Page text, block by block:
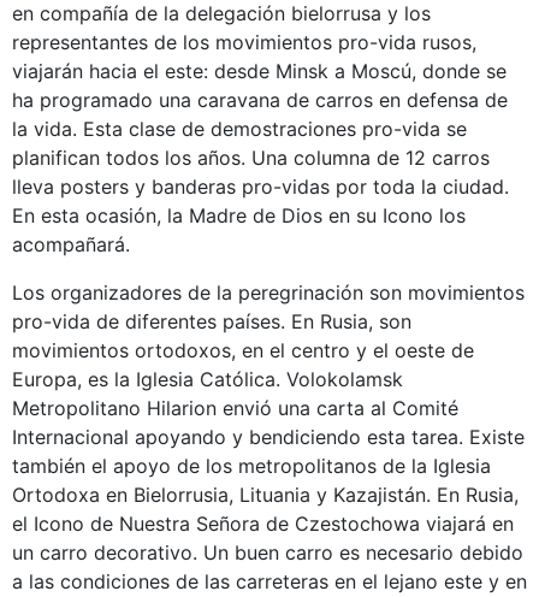
en compañía de la delegación bielorrusa y los
representantes de los movimientos pro-vida rusos,
viajarán hacia el este: desde Minsk a Moscú, donde se
ha programado una caravana de carros en defensa de
la vida. Esta clase de demostraciones pro-vida se
planifican todos los años. Una columna de 12 carros
lleva posters y banderas pro-vidas por toda la ciudad.
En esta ocasión, la Madre de Dios en su Icono los
acompañará.
Los organizadores de la peregrinación son movimientos
pro-vida de diferentes países. En Rusia, son
movimientos ortodoxos, en el centro y el oeste de
Europa, es la Iglesia Católica. Volokolamsk
Metropolitano Hilarion envió una carta al Comité
Internacional apoyando y bendiciendo esta tarea. Existe
también el apoyo de los metropolitanos de la Iglesia
Ortodoxa en Bielorrusia, Lituania y Kazajistán. En Rusia,
el Icono de Nuestra Señora de Czestochowa viajará en
un carro decorativo. Un buen carro es necesario debido
a las condiciones de las carreteras en el lejano este y en